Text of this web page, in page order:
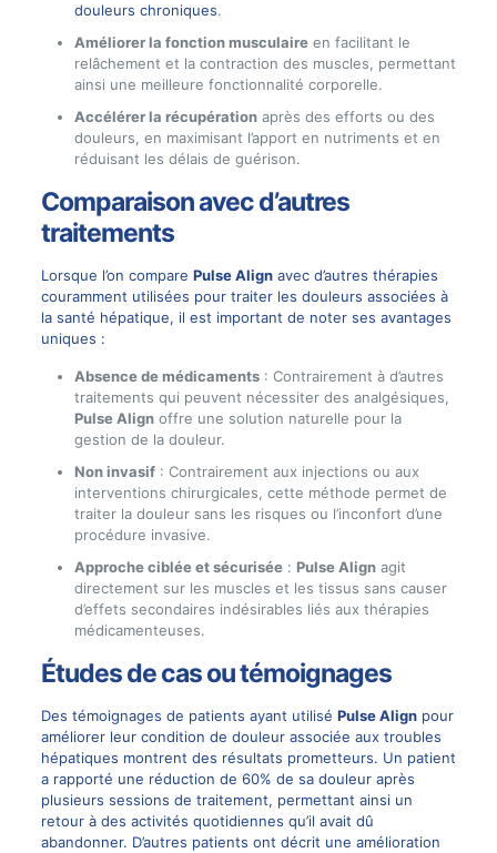
douleurs chroniques.
Améliorer la fonction musculaireen facilitant le
relâchement et la contraction des muscles, permettant
ainsi une meilleure fonctionnalité corporelle.
Accélérer la récupérationaprès des efforts ou des
douleurs, en maximisant l’apport en nutriments et en
réduisant les délais de guérison.
Comparaison avec d’autres
traitements
Lorsque l’on compare Pulse Alignavec d’autres thérapies
couramment utilisées pour traiter les douleurs associées à
la santé hépatique, il est important de noter ses avantages
uniques :
Absence de médicaments: Contrairement à d’autres
traitements qui peuvent nécessiter des analgésiques,
Pulse Alignoffre une solution naturelle pour la
gestion de la douleur.
Non invasif: Contrairement aux injections ou aux
interventions chirurgicales, cette méthode permet de
traiter la douleur sans les risques ou l’inconfort d’une
procédure invasive.
Approche ciblée et sécurisée: Pulse Alignagit
directement sur les muscles et les tissus sans causer
d’effets secondaires indésirables liés aux thérapies
médicamenteuses.
Études de cas ou témoignages
Des témoignages de patients ayant utilisé Pulse Alignpour
améliorer leur condition de douleur associée aux troubles
hépatiques montrent des résultats prometteurs. Un patient
a rapporté une réduction de 60% de sa douleur après
plusieurs sessions de traitement, permettant ainsi un
retour à des activités quotidiennes qu’il avait dû
abandonner. D’autres patients ont décrit une amélioration